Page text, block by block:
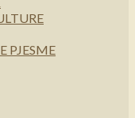
PJESME